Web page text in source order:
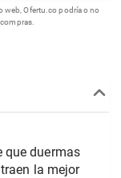
web, Ofertu.co podría o no
que duermas
la mejor